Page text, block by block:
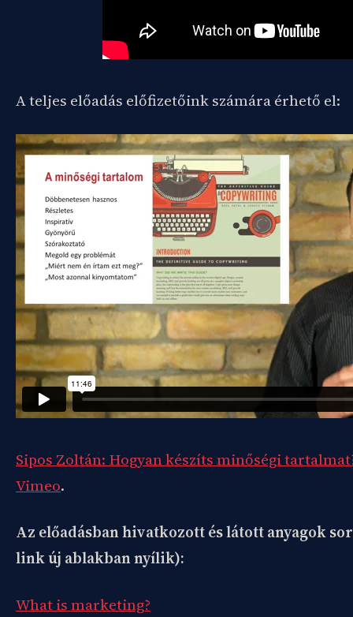
A teljes előadás előfizetőink számára érhető el:
Sipos Zoltán: Hogyan készíts minőségi
Vimeo.
Az előadásban hivatkozott és látott anyagok
link új ablakban nyílik):
What is marketing?